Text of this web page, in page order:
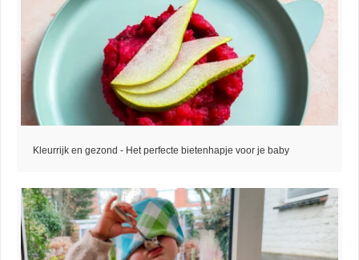
Kleurrijk en gezond - Het perfecte bietenhapje voor je baby